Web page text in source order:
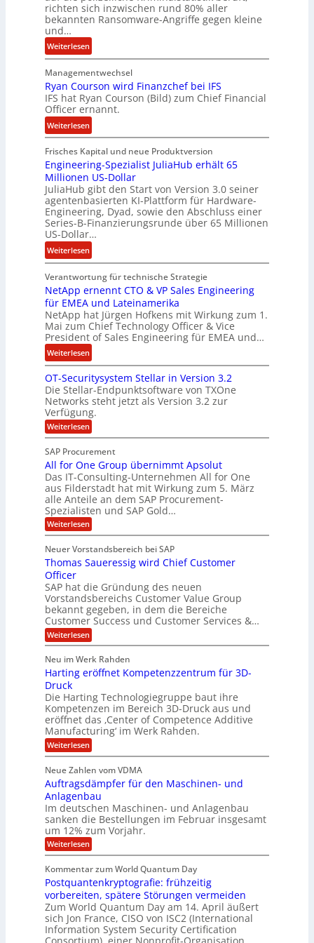
n
z
s
a
m
e
n
richten sich inzwischen rund 80% aller
bekannten Ransomware-Angriffe gegen kleine
und…
Weiterlesen:
L
ö
s
e
g
e
l
d
z
a
h
l
e
i
s
e
i
n
e
L
ö
s
u
n
g
Managementwechsel
Ryan Courson wird Finanzchef bei IFS
IFS hat Ryan Courson (Bild) zum Chief Financial
Officer ernannt.
Weiterlesen:
R
y
a
n
C
o
u
s
o
i
r
d
F
i
n
a
n
z
c
h
f
b
e
i
I
F
S
Frisches Kapital und neue Produktversion
Engineering-Spezialist JuliaHub erhält 65
Millionen US-Dollar
JuliaHub gibt den Start von Version 3.0 seiner
agentenbasierten KI-Plattform für Hardware-
Engineering, Dyad, sowie den Abschluss einer
Series-B-Finanzierungsrunde über 65 Millionen
US-Dollar…
Weiterlesen:
E
n
g
n
e
e
r
i
n
g
-
S
p
e
z
i
a
l
i
s
u
l
i
a
H
u
b
e
r
ä
l
t
6
5
M
i
l
l
i
o
n
U
S
-
D
Verantwortung für technische Strategie
NetApp ernennt CTO & VP Sales Engineering
für EMEA und Lateinamerika
NetApp hat Jürgen Hofkens mit Wirkung zum 1.
Mai zum Chief Technology Officer & Vice
President of Sales Engineering für EMEA und…
Weiterlesen:
N
e
t
A
p
p
n
e
n
n
t
C
T
O
V
P
S
a
l
e
s
n
g
i
n
e
r
i
n
g
f
ü
r
E
M
E
A
u
n
OT-Securitysystem Stellar in Version 3.2
Die Stellar-Endpunktsoftware von TXOne
Networks steht jetzt als Version 3.2 zur
Verfügung.
Weiterlesen:
O
-
S
e
c
u
r
i
t
y
y
s
e
m
S
t
e
l
l
r
i
e
r
s
i
o
n
3
.
2
SAP Procurement
All for One Group übernimmt Apsolut
Das IT-Consulting-Unternehmen All for One
aus Filderstadt hat mit Wirkung zum 5. März
alle Anteile an dem SAP Procurement-
Spezialisten und SAP Gold…
Weiterlesen:
A
l
f
r
O
n
e
G
r
o
p
ü
r
n
i
m
m
t
A
p
s
o
l
u
t
Neuer Vorstandsbereich bei SAP
Thomas Saueressig wird Chief Customer
Officer
SAP hat die Gründung des neuen
Vorstandsbereichs Customer Value Group
bekannt gegeben, in dem die Bereiche
Customer Success und Customer Services &…
Weiterlesen:
T
o
m
S
a
u
e
r
e
s
i
g
w
i
r
d
C
h
i
e
f
C
u
s
t
o
m
Neu im Werk Rahden
Harting eröffnet Kompetenzzentrum für 3D-
Druck
Die Harting Technologiegruppe baut ihre
Kompetenzen im Bereich 3D-Druck aus und
eröffnet das ‚Center of Competence Additive
Manufacturing‘ im Werk Rahden.
Weiterlesen:
H
r
t
i
n
g
e
r
ö
f
n
e
t
K
o
m
p
e
Neue Zahlen vom VDMA
Auftragsdämpfer für den Maschinen- und
Anlagenbau
Im deutschen Maschinen- und Anlagenbau
sanken die Bestellungen im Februar insgesamt
um 12% zum Vorjahr.
Weiterlesen:
A
f
t
r
a
g
s
d
Kommentar zum World Quantum Day
Postquantenkryptografie: frühzeitig
vorbereiten, spätere Störungen vermeiden
Zum World Quantum Day am 14. April äußert
sich Jon France, CISO von ISC2 (International
Information System Security Certification